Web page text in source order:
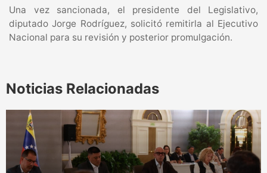
Una vez sancionada, el presidente del Legislativo,
diputado Jorge Rodríguez, solicitó remitirla al Ejecutivo
Nacional para su revisión y posterior promulgación.
Noticias Relacionadas